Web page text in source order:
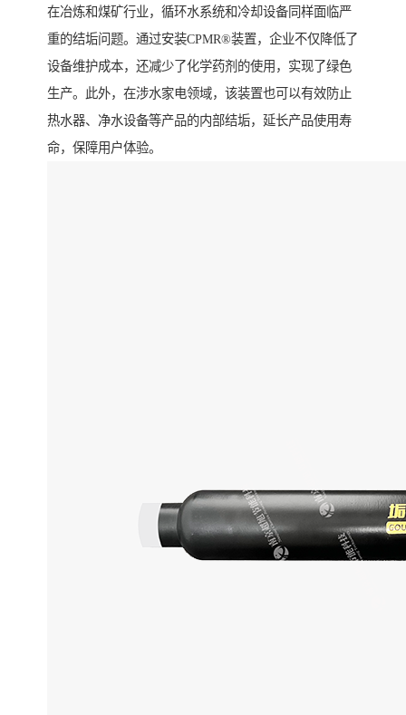
在冶炼和煤矿行业，循环水系统和冷却设备同样面临严
重的结垢问题。通过安装CPMR®装置，企业不仅降低了
设备维护成本，还减少了化学药剂的使用，实现了绿色
生产。此外，在涉水家电领域，该装置也可以有效防止
热水器、净水设备等产品的内部结垢，延长产品使用寿
命，保障用户体验。